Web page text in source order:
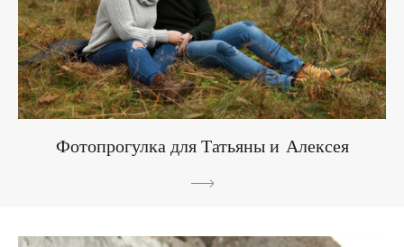
Фотопрогулка для Татьяны и Алексея